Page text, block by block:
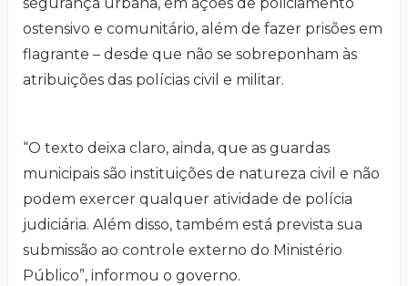
ostensivo e comunitário, além de fazer prisões em
flagrante – desde que não se sobreponham às
atribuições das polícias civil e militar.
“O texto deixa claro, ainda, que as guardas
municipais são instituições de natureza civil e não
podem exercer qualquer atividade de polícia
judiciária. Além disso, também está prevista sua
submissão ao controle externo do Ministério
Público”, informou o governo.